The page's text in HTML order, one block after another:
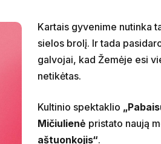
Kartais gyvenime nutinka
sielos brolį. Ir tada
galvojai, kad Žemėje esi
netikėtas.
Kultinio spektaklio
Mičiulienė pristato naują
aštuonkojis“.